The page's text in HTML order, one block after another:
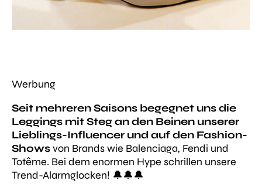
Werbung
Seit mehreren Saisons begegnet uns die
Leggings mit Steg an den Beinen unserer
Lieblings-Influencer und auf den Fashion-
Showsvon Brands wie Balenciaga, Fendi und
Totême. Bei dem enormen Hype schrillen unsere
Trend-Alarmglocken! 🔔🔔🔔